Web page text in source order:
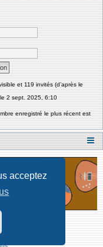
acceptez
et 119 invités (d’après le
, le 2 sept. 2025, 6:10
enregistré le plus récent est
Limited